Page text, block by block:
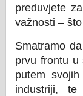
preduvjete
važnosti –
Smatramo
prvu frontu u
putem
industriji, te